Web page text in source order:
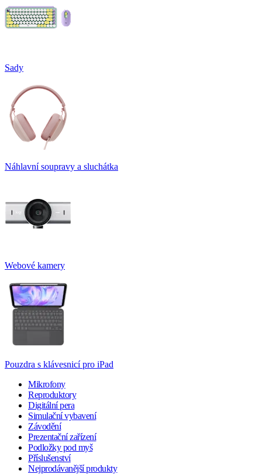
Sady
Náhlavní soupravy a sluchátka
Webové kamery
Pouzdra s klávesnicí pro iPad
Mikrofony
Reproduktory
Digitální pera
Simulační vybavení
Závodění
Prezentační zařízení
Podložky pod myš
Příslušenství
Nejprodávanější produkty